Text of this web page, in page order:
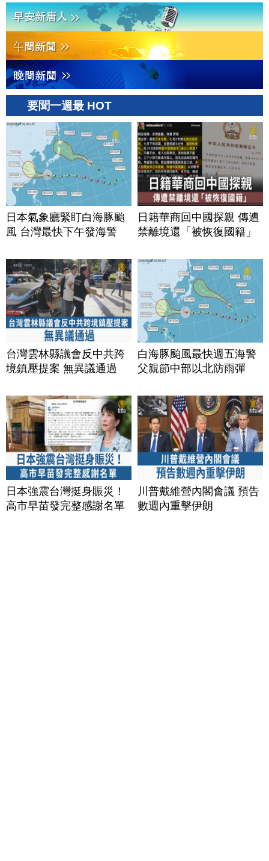
要聞一週最 HOT
日本氣象廳緊盯白海豚颱
風 台灣最快下午發海警
日籍華商回中國探親 傳遭
禁離境還「被恢復國籍」
台灣雲林縣議會反中共跨
境鎮壓提案 無異議通過
白海豚颱風最快週五海警
父親節中部以北防雨彈
日本強震台灣挺身賑災！
高市早苗發完整感謝名單
川普戴維營內閣會議 預告
數週內重擊伊朗